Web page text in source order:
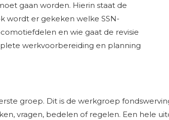
gaan worden. Hierin staat de
wordt er gekeken welke SSN-
en wie gaat de revisie
werkvoorbereiding en planning
groep. Dit is de werkgroep
vragen, bedelen of regelen. Een hele